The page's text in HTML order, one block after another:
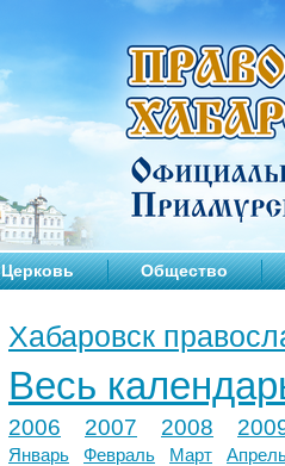
Церковь Общество
Хабаровск
Весь
2006 2007 2008
Январь Февраль Март